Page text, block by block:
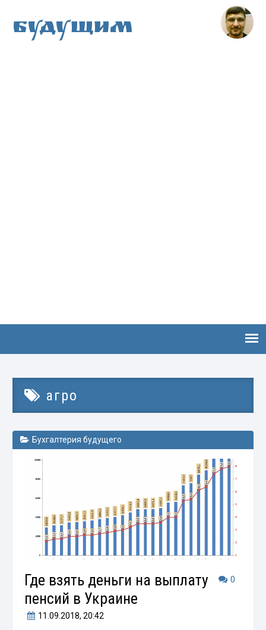
Будущим
агро
Бухгалтерия будущего
0
Где взять деньги на выплату
пенсий в Украине
11.09.2018, 20:42